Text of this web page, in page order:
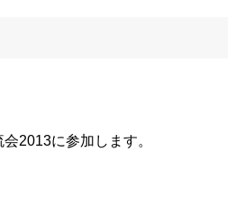
2013に参加します。